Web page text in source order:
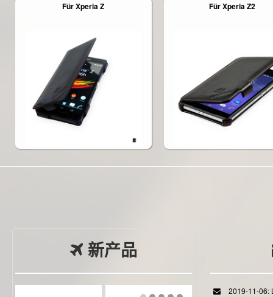
Für Xperia Z Für Xperia Z2
新产品
2019-11-06: